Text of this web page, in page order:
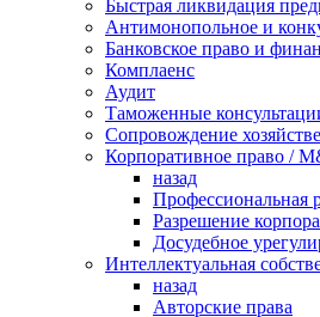
Быстрая ликвидация
Антимонопольное и
Банковское право и
Комплаенс
Аудит
Таможенные
Сопровождение
Корпоративное право /
назад
Профессиональная
Разрешение
Досудебное
Интеллектуальная
назад
Авторские права